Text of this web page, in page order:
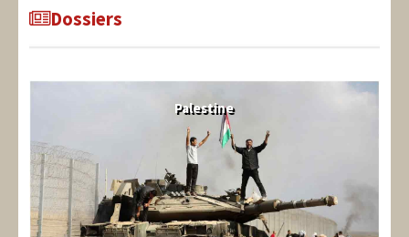
Dossiers
Palestine